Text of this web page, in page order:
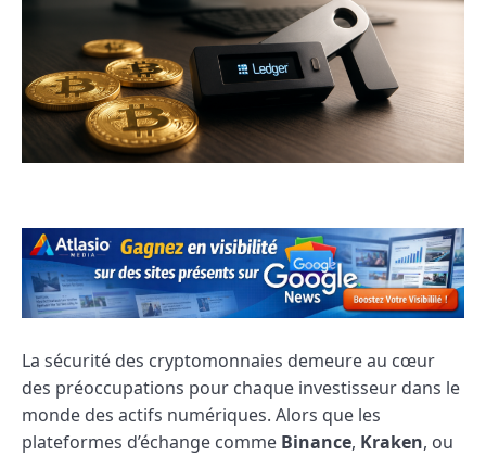
La sécurité des cryptomonnaies demeure au cœur
des préoccupations pour chaque investisseur dans le
monde des actifs numériques. Alors que les
plateformes d’échange comme Binance, Kraken, ou